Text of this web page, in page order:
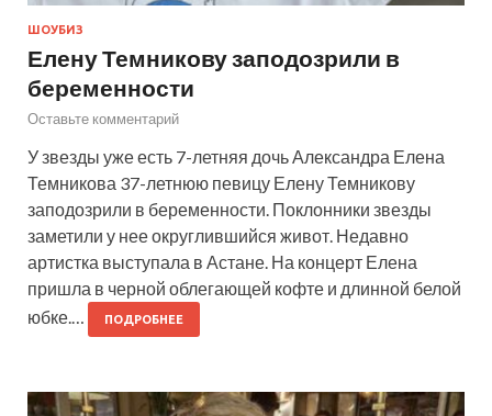
ШОУБИЗ
Елену Темникову заподозрили в
беременности
Оставьте комментарий
У звезды уже есть 7-летняя дочь Александра Елена
Темникова 37-летнюю певицу Елену Темникову
заподозрили в беременности. Поклонники звезды
заметили у нее округлившийся живот. Недавно
артистка выступала в Астане. На концерт Елена
пришла в черной облегающей кофте и длинной белой
юбке.…
ПОДРОБНЕЕ